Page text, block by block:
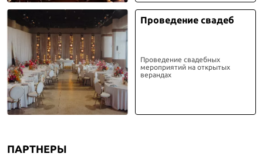
Проведение свадеб
Проведение свадебных
мероприятий на открытых
верандах
ПАРТНЕРЫ